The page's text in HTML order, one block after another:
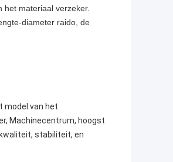
het materiaal verzeker.
diameter raido, de
model van het
Machinecentrum, hoogst
stabiliteit, en